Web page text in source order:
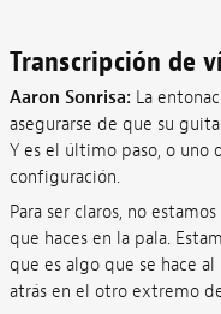
Transcripción de
Aaron Sonrisa: La
asegurarse de que su
Y es el último paso, o uno
configuración.
Para ser claros, no
que haces en la pala.
que es algo que se hace
atrás en el otro extremo